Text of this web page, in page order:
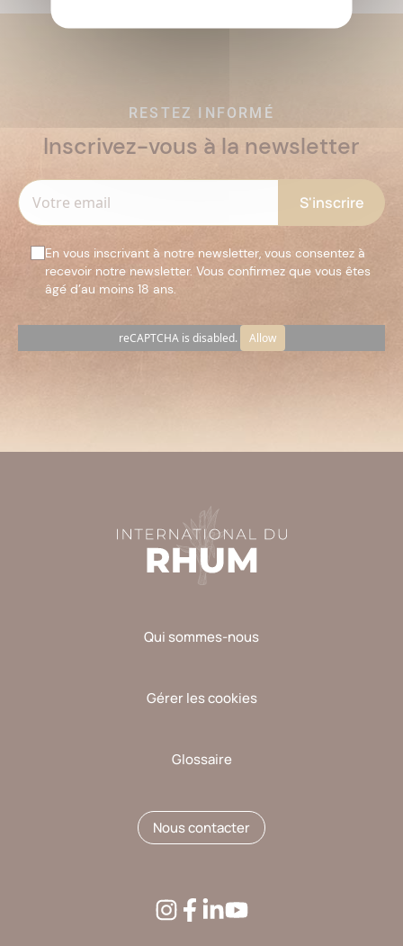
RESTEZ INFORMÉ
Inscrivez-vous à la newsletter
En vous inscrivant à notre newsletter, vous consentez à
recevoir notre newsletter. Vous confirmez que vous êtes
âgé d’au moins 18 ans.
reCAPTCHA is disabled. Allow
vide.
Qui sommes-nous
Gérer les cookies
Glossaire
Nous contacter